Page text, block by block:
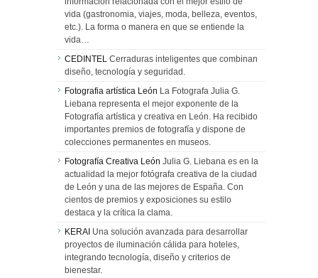
vida (gastronomia, viajes, moda, belleza, eventos,
etc.). La forma o manera en que se entiende la
vida…
CEDINTEL Cerraduras inteligentes que combinan
diseño, tecnología y seguridad.
Fotografia artística León La Fotografa Julia G.
Liebana representa el mejor exponente de la
Fotografía artística y creativa en León. Ha recibido
importantes premios de fotografía y dispone de
colecciones permanentes en museos.
Fotografía Creativa León Julia G. Liebana es en la
actualidad la mejor fotógrafa creativa de la ciudad
de León y una de las mejores de España. Con
cientos de premios y exposiciones su estilo
destaca y la crítica la clama.
KERAI Una solución avanzada para desarrollar
proyectos de iluminación cálida para hoteles,
integrando tecnología, diseño y criterios de
bienestar.